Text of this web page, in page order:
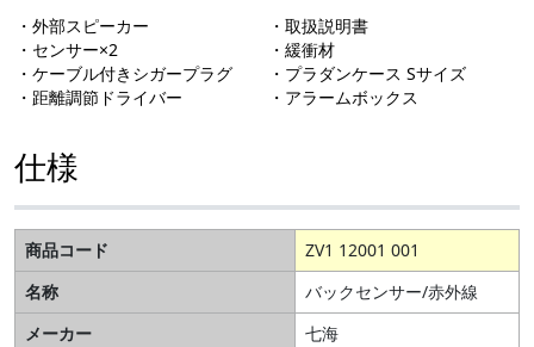
・外部スピーカー
・取扱説明書
・センサー×2
・緩衝材
・ケーブル付きシガープラグ
・プラダンケース Sサイズ
・距離調節ドライバー
・アラームボックス
仕様
商品コード
ZV1 12001 001
名称
バックセンサー/赤外線
メーカー
七海